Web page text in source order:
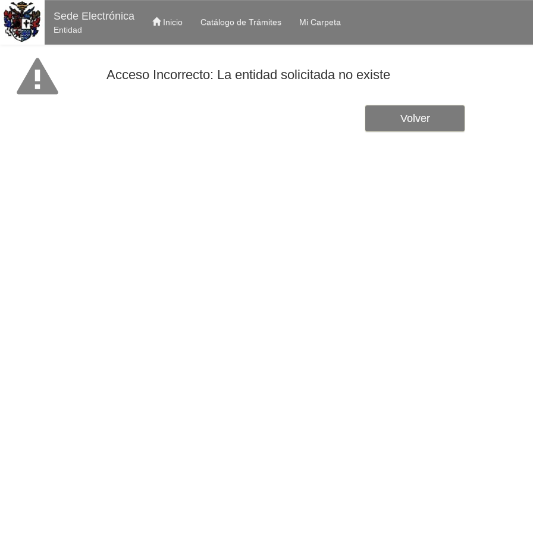
Sede Electrónica
Entidad
Inicio Catálogo de Trámites Mi Carpeta
Acceso Incorrecto: La entidad solicitada no existe
Volver